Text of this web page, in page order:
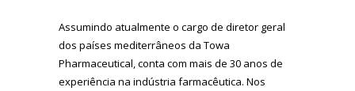
Assumindo atualmente o cargo de diretor geral
dos países mediterrâneos da Towa
Pharmaceutical, conta com mais de 30 anos de
experiência na indústria farmacêutica. Nos